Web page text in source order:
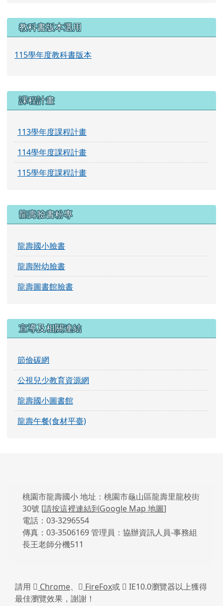
教科書版本選用
115學年度教科書版本
課程計畫
113學年度課程計畫
114學年度課程計畫
115學年度課程計畫
龍壽臉書粉專
龍壽國小臉書
龍壽附幼臉書
龍壽圖書館臉書
宣導及相關連結
節儉碳網
公視兒少教育資源網
龍壽國小圖書館
龍壽午餐(食材平臺)
頁尾區域內容
桃園市龍壽國小 地址：桃園市龜山區龍壽里龍校街
30號 [請按這裡連結到Google Map 地圖]
電話：03-3296554
傳真：03-3506169 管理員：協辦資訊人員-事務組
長王老師分機511
請用 Chrome、 FireFox或
IE10.0瀏覽器以上獲得
最佳瀏覽效果，謝謝！